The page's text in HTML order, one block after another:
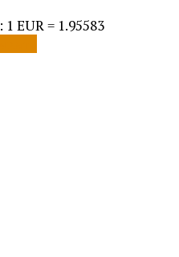
1 EUR = 1.95583